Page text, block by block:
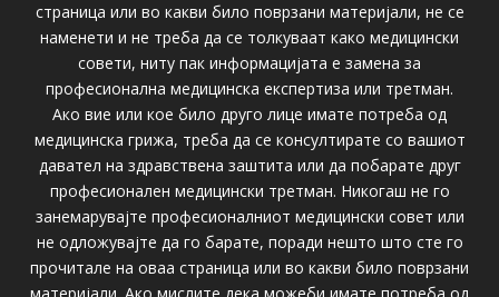
страница или во какви било поврзани материјали, не се
наменети и не треба да се толкуваат како медицински
совети, ниту пак информацијата е замена за
професионална медицинска експертиза или третман.
Ако вие или кое било друго лице имате потреба од
медицинска грижа, треба да се консултирате со вашиот
давател на здравствена заштита или да побарате друг
професионален медицински третман. Никогаш не го
занемарувајте професионалниот медицински совет или
не одложувајте да го барате, поради нешто што сте го
прочитале на оваа страница или во какви било поврзани